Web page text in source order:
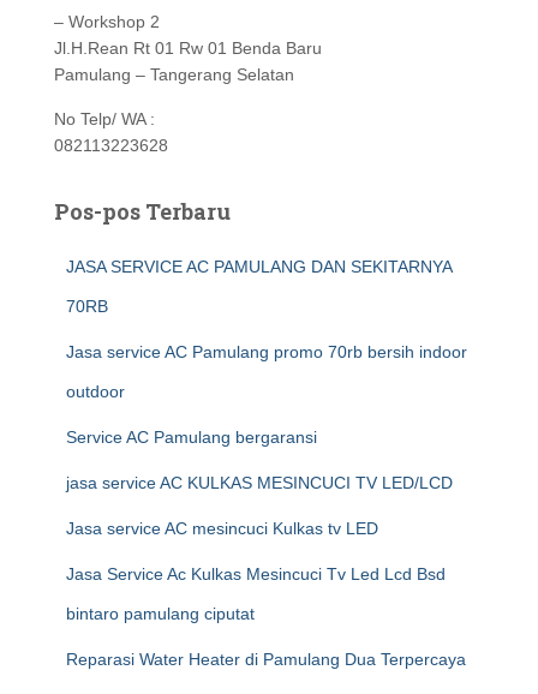
– Workshop 2
Jl.H.Rean Rt 01 Rw 01 Benda Baru
Pamulang – Tangerang Selatan
No Telp/ WA :
082113223628
Pos-pos Terbaru
JASA SERVICE AC PAMULANG DAN SEKITARNYA
70RB
Jasa service AC Pamulang promo 70rb bersih indoor
outdoor
Service AC Pamulang bergaransi
jasa service AC KULKAS MESINCUCI TV LED/LCD
Jasa service AC mesincuci Kulkas tv LED
Jasa Service Ac Kulkas Mesincuci Tv Led Lcd Bsd
bintaro pamulang ciputat
Reparasi Water Heater di Pamulang Dua Terpercaya